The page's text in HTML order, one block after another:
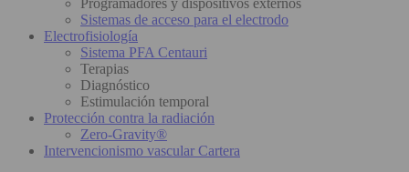
Sistemas de acceso para el electrodo
Electrofisiología
Sistema PFA Centauri
Terapias
Diagnóstico
Estimulación temporal
Protección contra la radiación
Zero-Gravity®
Intervencionismo vascular Cartera